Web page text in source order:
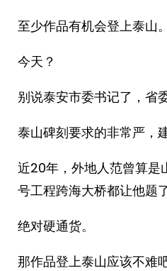
至少作品有机会登上泰山。
今天？
别说泰安市委书记了，省
泰山碑刻要求的非常严，
近20年，外地人范曾算是
号工程跨海大桥都让他题了
绝对硬通货。
那作品登上泰山应该不难